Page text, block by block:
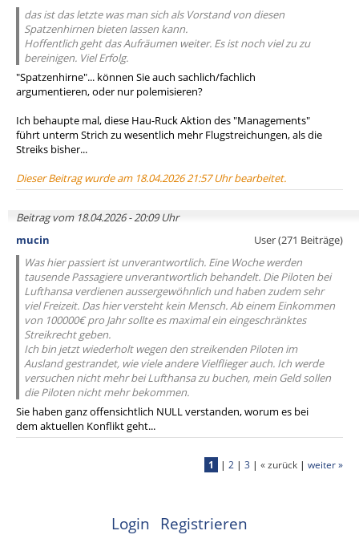
das ist das letzte was man sich als Vorstand von diesen
Spatzenhirnen bieten lassen kann.
Hoffentlich geht das Aufräumen weiter. Es ist noch viel zu zu
bereinigen. Viel Erfolg.
"Spatzenhirne"... können Sie auch sachlich/fachlich
argumentieren, oder nur polemisieren?
Ich behaupte mal, diese Hau-Ruck Aktion des "Managements"
führt unterm Strich zu wesentlich mehr Flugstreichungen, als die
Streiks bisher...
Dieser Beitrag wurde am 18.04.2026 21:57 Uhr bearbeitet.
Beitrag vom 18.04.2026 - 20:09 Uhr
mucin
User (271 Beiträge)
Was hier passiert ist unverantwortlich. Eine Woche werden
tausende Passagiere unverantwortlich behandelt. Die Piloten bei
Lufthansa verdienen aussergewöhnlich und haben zudem sehr
viel Freizeit. Das hier versteht kein Mensch. Ab einem Einkommen
von 100000€ pro Jahr sollte es maximal ein eingeschränktes
Streikrecht geben.
Ich bin jetzt wiederholt wegen den streikenden Piloten im
Ausland gestrandet, wie viele andere Vielflieger auch. Ich werde
versuchen nicht mehr bei Lufthansa zu buchen, mein Geld sollen
die Piloten nicht mehr bekommen.
Sie haben ganz offensichtlich NULL verstanden, worum es bei
dem aktuellen Konflikt geht...
1 | 2 | 3 | « zurück | weiter »
Login Registrieren